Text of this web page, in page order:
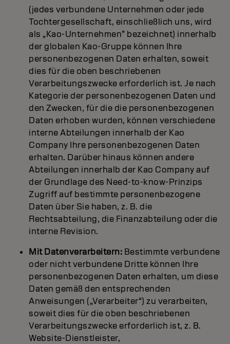
(jedes verbundene Unternehmen oder jede
Tochtergesellschaft, einschließlich uns, wird
als „Kao-Unternehmen” bezeichnet) innerhalb
der globalen Kao-Gruppe können Ihre
personenbezogenen Daten erhalten, soweit
dies für die oben beschriebenen
Verarbeitungszwecke erforderlich ist. Je nach
Kategorie der personenbezogenen Daten und
den Zwecken, für die die personenbezogenen
Daten erhoben wurden, können verschiedene
interne Abteilungen innerhalb der Kao
Company Ihre personenbezogenen Daten
erhalten. Darüber hinaus können andere
Abteilungen innerhalb der Kao Company auf
der Grundlage des Need-to-know-Prinzips
Zugriff auf bestimmte personenbezogene
Daten über Sie haben, z. B. die
Rechtsabteilung, die Finanzabteilung oder die
interne Revision.
Mit Datenverarbeitern: Bestimmte verbundene
oder nicht verbundene Dritte können Ihre
personenbezogenen Daten erhalten, um diese
Daten gemäß den entsprechenden
Anweisungen („Verarbeiter“) zu verarbeiten,
soweit dies für die oben beschriebenen
Verarbeitungszwecke erforderlich ist, z. B.
Website-Dienstleister,